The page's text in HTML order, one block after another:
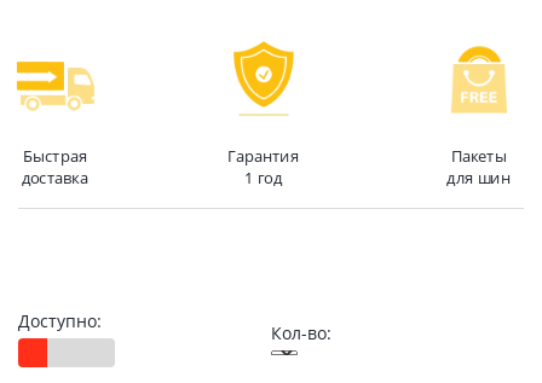
Быстрая
доставка
Гарантия
1 год
Пакеты
для шин
Доступно:
Кол-во: